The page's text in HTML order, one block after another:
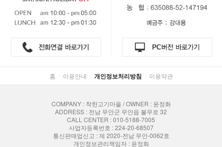
홈 이용안내 개인정보처리방침 이용약관
COMPANY : 착한고기마을 / OWNER : 윤정화
ADDRESS : 전남 무안군 무안읍 불무로 32
CALL CENTER : 010-5188-7005
사업자등록번호 : 224-20-68507
통신판매업신고 : 제 2020-전남 무안-0062호
개인정보관리책임자 : 윤정화